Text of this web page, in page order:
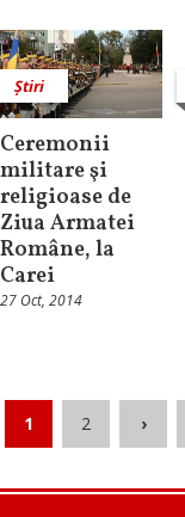
Știri
Ceremonii
militare şi
religioase de
Ziua Armatei
Române, la
Carei
27 Oct, 2014
1 2 ›